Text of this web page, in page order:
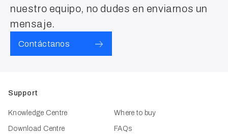
nuestro equipo, no dudes en enviarnos un
mensaje.
Contáctanos
Support
Knowledge Centre
Download Centre
Where to buy
FAQs